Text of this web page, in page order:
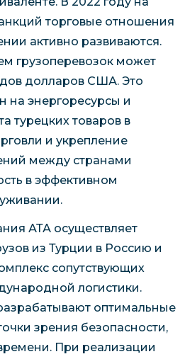
торговые отношения
активно развиваются.
грузоперевозок может
долларов США. Это
на энергоресурсы и
турецких товаров в
и укрепление
между странами
в эффективном
АТА осуществляет
из Турции в Россию и
сопутствующих
логистики.
оптимальные
зрения безопасности,
При реализации